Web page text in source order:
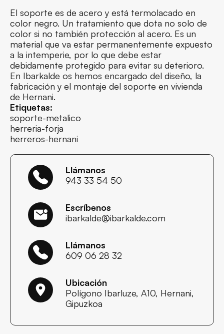
El soporte es de acero y está termolacado en
color negro. Un tratamiento que dota no solo de
color si no también protección al acero. Es un
material que va estar permanentemente expuesto
a la intemperie, por lo que debe estar
debidamente protegido para evitar su deterioro.
En Ibarkalde os hemos encargado del diseño, la
fabricación y el montaje del soporte en vivienda
de Hernani.
Etiquetas:
soporte-metalico
herreria-forja
herreros-hernani
Llámanos
943 33 54 50
Escríbenos
ibarkalde@ibarkalde.com
Llámanos
609 06 28 32
Ubicación
Polígono Ibarluze, A10, Hernani,
Gipuzkoa